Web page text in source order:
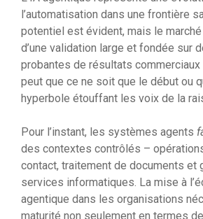
l’automatisation dans une frontière
potentiel est évident, mais le
d’une validation large et fondée sur
probantes de résultats
peut que ce ne soit que le début ou
hyperbole étouffant les voix de la
Pour l’instant, les systèmes agents
des contextes contrôlés –
contact, traitement de documents et
services informatiques. La mise à
agentique dans les organisations
maturité non seulement en termes